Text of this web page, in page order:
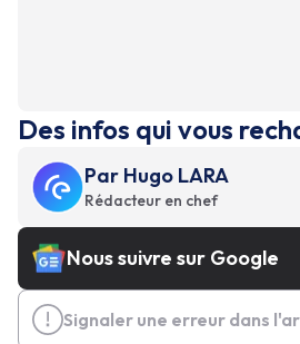
Des infos qui vous
Par Hugo LARA
Rédacteur en chef
Nous suivre sur Google
Signaler une erreur dans